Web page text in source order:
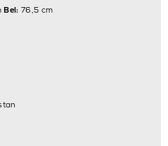
Bel: 76,5 cm